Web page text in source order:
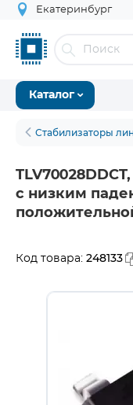
Екатеринбург
Каталог
Стабилизаторы
с низким
Код товара: 248133